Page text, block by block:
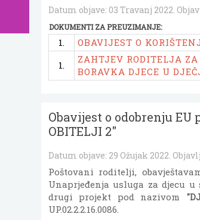
Datum objave: 03 Travanj 2022.
DOKUMENTI ZA PREUZIMANJE:
1. OBAVIJEST O
1.
ZAHTJEV RODITELJA
BORAVKA DJECE U
Obavijest o odobrenju EU
OBITELJI 2"
Datum objave: 29 Ožujak 2022.
Poštovani roditelji,
Unaprjeđenja usluga za djecu
drugi projekt pod nazivom
UP.02.2.2.16.0086.